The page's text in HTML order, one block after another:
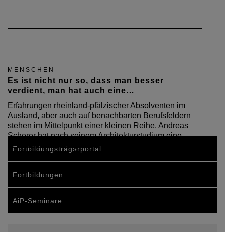
MENSCHEN
Es ist nicht nur so, dass man besser
verdient, man hat auch eine…
Erfahrungen rheinland-pfälzischer Absolventen im
Ausland, aber auch auf benachbarten Berufsfeldern
stehen im Mittelpunkt einer kleinen Reihe. Andreas
Scherer hat nach seinem Architekturstudium eine
berufliche Nische gefunden. Das Interviews führte…
Fortbildungsträgerportal
Fortbildungen
AiP-Seminare